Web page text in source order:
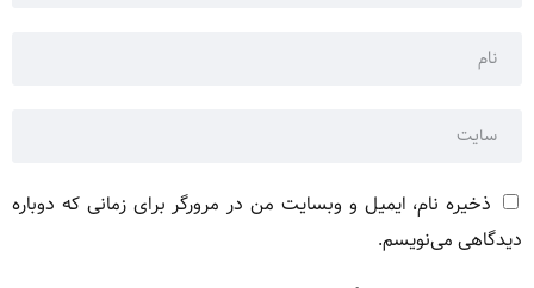
ذخیره نام، ایمیل و وبسایت من در مرورگر برای زمانی که دوباره
دیدگاهی می‌نویسم.